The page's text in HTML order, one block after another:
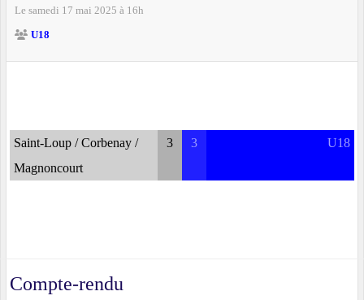
Le samedi 17 mai 2025 à 16h
U18
Saint-Loup / Corbenay /
Magnoncourt
3 3 U18
Compte-rendu